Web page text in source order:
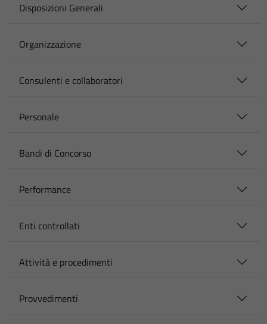
Disposizioni Generali
Organizzazione
Consulenti e collaboratori
Personale
Bandi di Concorso
Performance
Enti controllati
Attività e procedimenti
Provvedimenti